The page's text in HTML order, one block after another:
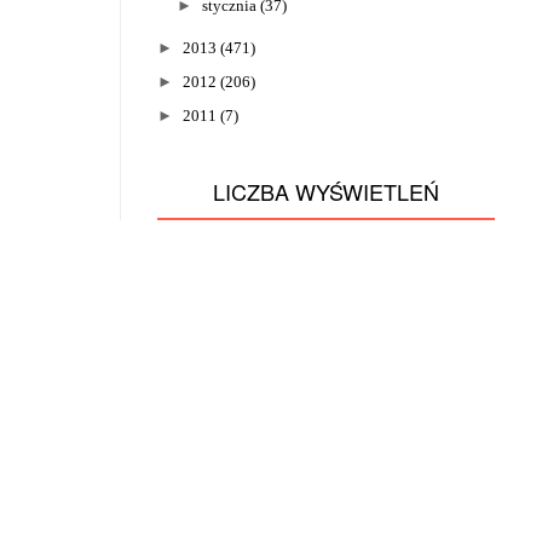
► stycznia (37)
► 2013 (471)
► 2012 (206)
► 2011 (7)
LICZBA WYŚWIETLEŃ